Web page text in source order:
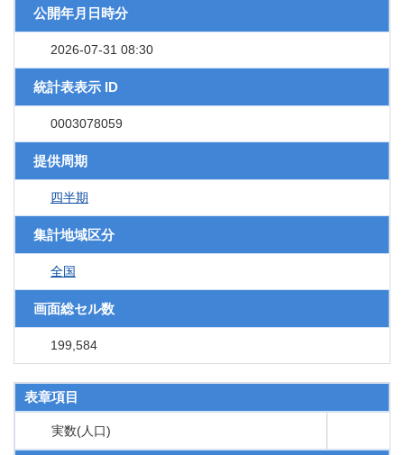
公開年月日時分
2026-07-31 08:30
統計表表示 ID
0003078059
提供周期
四半期
集計地域区分
全国
画面総セル数
199,584
表章項目
実数(人口)